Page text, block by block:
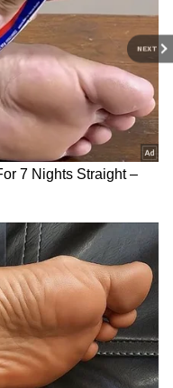
NEXT
ಎಂಬಂತೆ ಅವರ
ಎಂಬ್ರಾಯಿಡರಿಯಿಂದ
ಸಂಪೂರ್ಣ ಕೇನ್ಸ್
ಅನ್ನು ಅದ್ಭುತವಾಗಿ